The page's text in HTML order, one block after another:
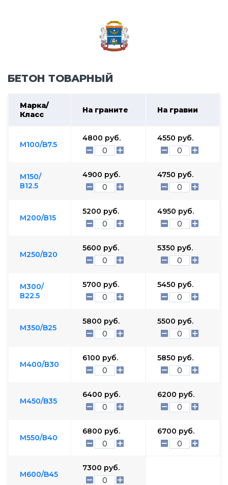
БЕТОН ТОВАРНЫЙ
Марка/
Класс
На граните На гравии
М100/B7.5
4800 руб. 4550 руб.
М150/
В12.5
4900 руб. 4750 руб.
М200/В15
5200 руб. 4950 руб.
М250/В20
5600 руб. 5350 руб.
М300/
В22.5
5700 руб. 5450 руб.
М350/B25
5800 руб. 5500 руб.
М400/В30
6100 руб. 5850 руб.
М450/B35
6400 руб. 6200 руб.
М550/В40
6800 руб. 6700 руб.
М600/B45
7300 руб.